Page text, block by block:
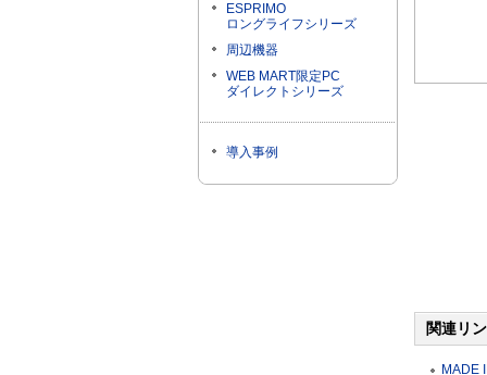
ESPRIMO
ロングライフシリーズ
周辺機器
WEB MART限定PC
ダイレクトシリーズ
導入事例
関連リ
MADE